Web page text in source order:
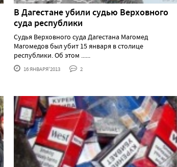
В Дагестане убили судью Верховного
суда республики
Судья Верховного суда Дагестана Магомед
Магомедов был убит 15 января в столице
республики. Об этом ......
16 ЯНВАРЯ'2013 2